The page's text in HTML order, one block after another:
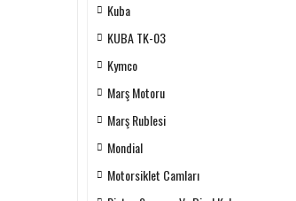
Kuba
KUBA TK-03
Kymco
Marş Motoru
Marş Rublesi
Mondial
Motorsiklet Camları